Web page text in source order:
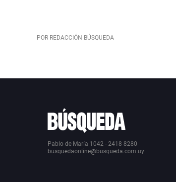
POR REDACCIÓN BÚSQUEDA
Pablo de María 1042 - 2418 8280
busquedaonline@busqueda.com.uy